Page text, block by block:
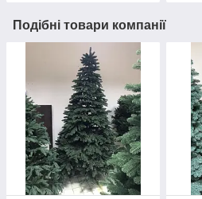
Подібні товари компанії